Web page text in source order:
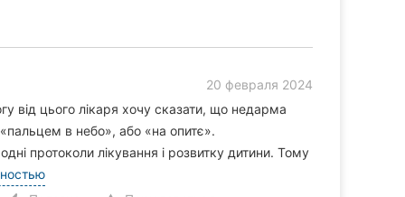
20 февраля 2024
від цього лікаря хочу сказати, що недарма
«пальцем в небо», або «на опитє».
протоколи лікування і розвитку дитини. Тому